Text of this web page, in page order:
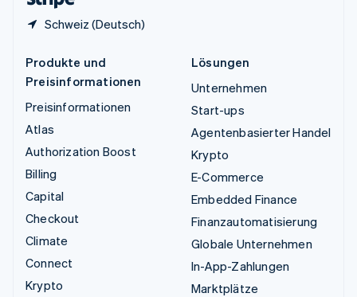
Schweiz (Deutsch)
Produkte und
Preisinformationen
Preisinformationen
Atlas
Authorization Boost
Billing
Capital
Checkout
Climate
Connect
Krypto
Lösungen
Unternehmen
Start-ups
Agentenbasierter Handel
Krypto
E-Commerce
Embedded Finance
Finanzautomatisierung
Globale Unternehmen
In-App-Zahlungen
Marktplätze